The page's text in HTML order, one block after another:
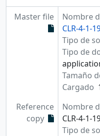
Master file
Nombre
CLR-4-1-
Tipo de
Tipo de
Tamaño
Cargado
Reference
copy
Nombre
CLR-4-1-
Tipo de